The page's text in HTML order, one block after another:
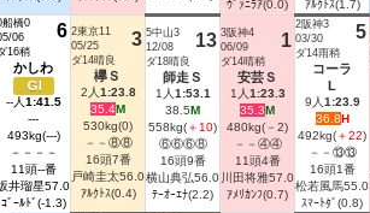
ｳﾞｧﾆﾗｱ(0.0)
ｱﾙｸﾄｽ(1.7)
船橋0
06
16稍
6
かしわ
Ⅰ
--人1:41.5
---
493kg(---)
－－－－
11頭--番
井瑠星57.0
ｺﾞｰﾙﾄﾞ(-1.3)
2東京11
05/25
ダ14晴良
3
欅Ｓ
2人1:23.8
35.4M
530kg(0)
－－⑧⑧
16頭7番
戸崎圭太56.0
ｱﾙｸﾄｽ(0.4)
5中山3
12/08
ダ18晴良
13
師走Ｓ
1人1:53.1
38.5M
558kg(＋10)
⑥⑥⑥⑧
16頭9番
横山典弘56.0
ﾃｰｵｰｴﾅ(2.2)
3阪神4
06/09
ダ14晴稍
1
安芸Ｓ
1人1:23.3
35.3M
480kg(－2)
－－④④
11頭4番
川田将雅57.0
ｱﾒﾘｶﾝﾌ(0.7)
2阪神3
03/30
ダ14雨稍
5
コーラ
L
9人1:23.9
36.8H
492kg(＋22)
－－⑬⑬
16頭1番
松若風馬55.0
ｽﾏｰﾄﾀﾞ(0.8)